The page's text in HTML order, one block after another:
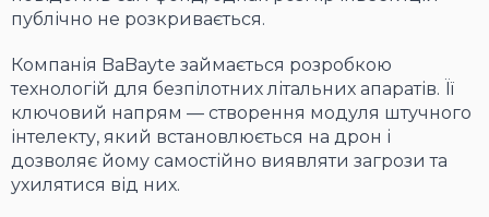
публічно не розкривається.
Компанія BaBayte займається розробкою
технологій для безпілотних літальних апаратів. Її
ключовий напрям — створення модуля штучного
інтелекту, який встановлюється на дрон і
дозволяє йому самостійно виявляти загрози та
ухилятися від них.